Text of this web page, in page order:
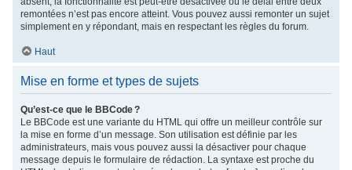
remontées n’est pas encore atteint. Vous pouvez aussi remonter un sujet
simplement en y répondant, mais en respectant les règles du forum.
Haut
Mise en forme et types de sujets
Qu’est-ce que le BBCode ?
Le BBCode est une variante du HTML qui offre un meilleur contrôle sur
la mise en forme d’un message. Son utilisation est définie par les
administrateurs, mais vous pouvez aussi la désactiver pour chaque
message depuis le formulaire de rédaction. La syntaxe est proche du